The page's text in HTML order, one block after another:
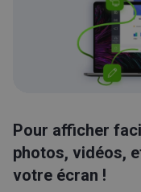
Pour afficher
photos, vidéos,
votre écran !